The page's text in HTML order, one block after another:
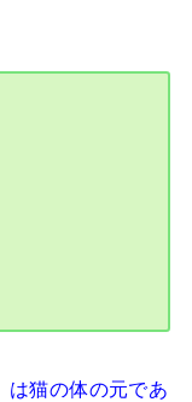
は猫の体の元であ